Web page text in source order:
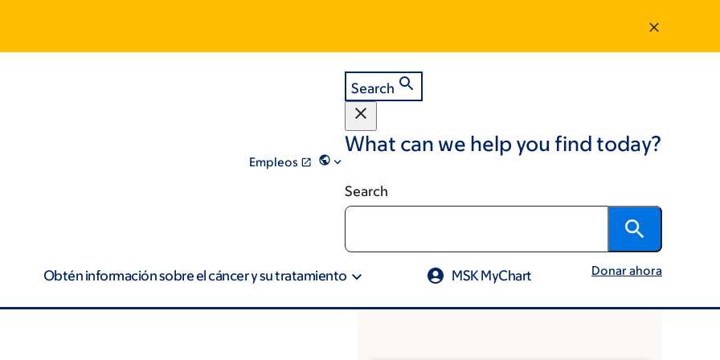
Empleos
Search
What can we help you find today?
Search
Obtén información sobre el cáncer y su tratamiento MSK MyChart Donar ahora